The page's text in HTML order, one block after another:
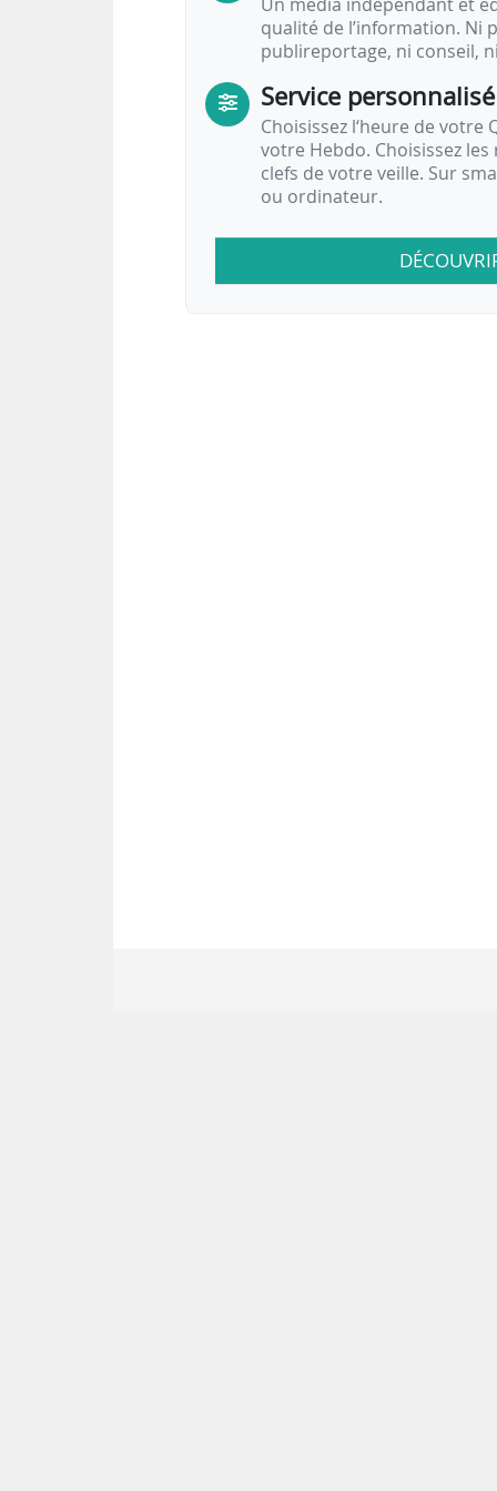
qualité de l’information. Ni
publireportage, ni conseil,
Service personnalisé
Choisissez l‘heure de
votre Hebdo. Choisissez
clefs de votre veille. Sur
ou ordinateur.